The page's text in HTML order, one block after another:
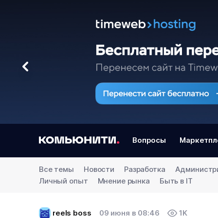
Вопросы
Все темы Новости Разработка
Личный опыт
Мнение рынка Быть в IT
reels boss 09 июня в 08:46 1K